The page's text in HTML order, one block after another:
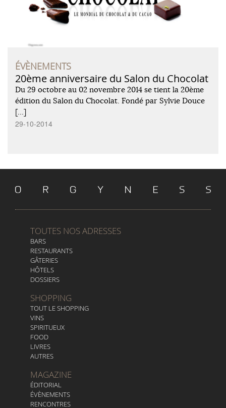
ÉVÈNEMENTS
20ème anniversaire du Salon du Chocolat
Du 29 octobre au 02 novembre 2014 se tient la 20ème
édition du Salon du Chocolat. Fondé par Sylvie Douce
[…]
29-10-2014
TOUTES NOS ADRESSES
BARS
RESTAURANTS
GÂTERIES
HÔTELS
DOSSIERS
SHOPPING
TOUT LE SHOPPING
VINS
SPIRITUEUX
FOOD
LIVRES
AUTRES
MAGAZINE
ÉDITORIAL
ÉVÈNEMENTS
RENCONTRES